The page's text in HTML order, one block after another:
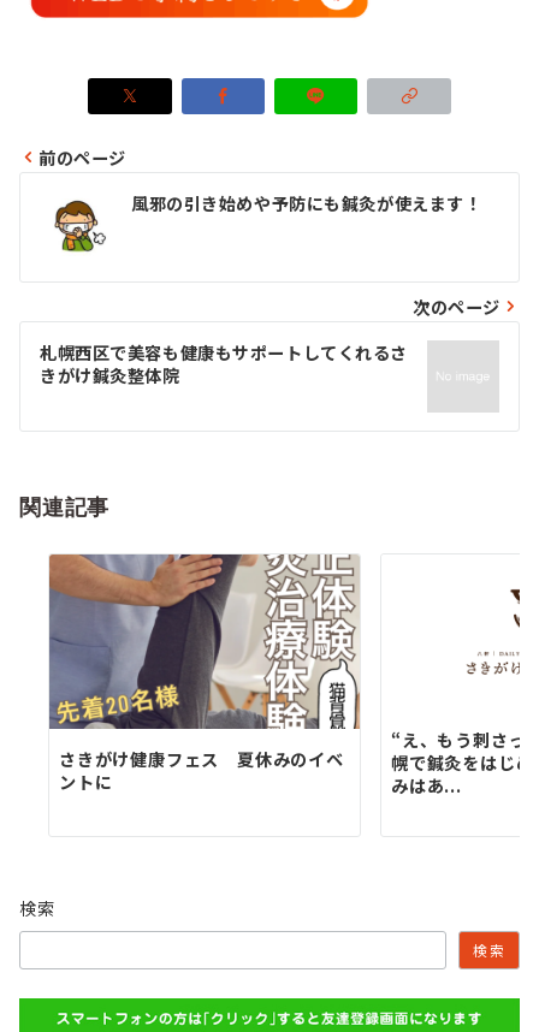
ナ
ビ
ゲ
ー
シ
ン
前のページ
風邪の引き始めや予防にも鍼灸が使えます！
次のページ
札幌西区で美容も健康もサポートしてくれるさ
きがけ鍼灸整体院
関連記事
さきがけ健康フェス 夏休みのイベ
ントに
“え、もう刺さっ
幌で鍼灸をはじ
みはあ...
検索
検索